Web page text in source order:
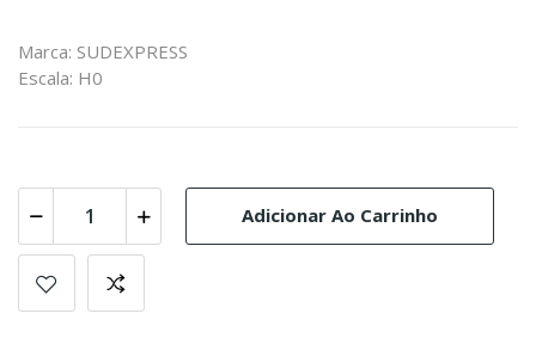
Marca: SUDEXPRESS
Escala: H0
Adicionar Ao Carrinho